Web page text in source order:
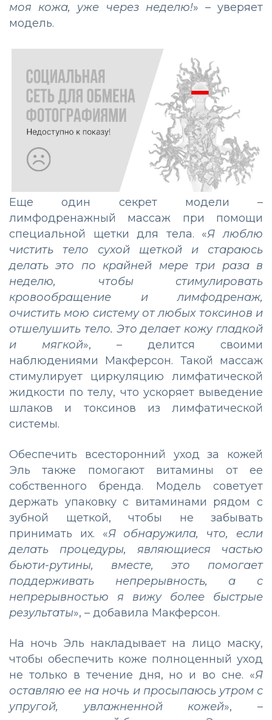
моя кожа, уже через неделю!» – уверяет
модель.
Еще один секрет модели –
лимфодренажный массаж при помощи
специальной щетки для тела. «Я люблю
чистить тело сухой щеткой и стараюсь
делать это по крайней мере три раза в
неделю, чтобы стимулировать
кровообращение и лимфодренаж,
очистить мою систему от любых токсинов и
отшелушить тело. Это делает кожу гладкой
и мягкой», – делится своими
наблюдениями Макферсон. Такой массаж
стимулирует циркуляцию лимфатической
жидкости по телу, что ускоряет выведение
шлаков и токсинов из лимфатической
системы.
Обеспечить всесторонний уход за кожей
Эль также помогают витамины от ее
собственного бренда. Модель советует
держать упаковку с витаминами рядом с
зубной щеткой, чтобы не забывать
принимать их. «Я обнаружила, что, если
делать процедуры, являющиеся частью
бьюти-рутины, вместе, это помогает
поддерживать непрерывность, а с
непрерывностью я вижу более быстрые
результаты», – добавила Макферсон.
На ночь Эль накладывает на лицо маску,
чтобы обеспечить коже полноценный уход
не только в течение дня, но и во сне. «Я
оставляю ее на ночь и просыпаюсь утром с
упругой, увлажненной кожей», –